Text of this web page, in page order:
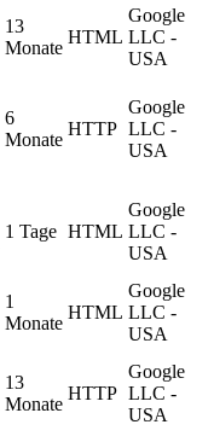
13
Monate
HTML
Google
LLC -
USA
6
Monate
HTTP
Google
LLC -
USA
1 Tage HTML
Google
LLC -
USA
1
Monate
HTML
Google
LLC -
USA
13
Monate
HTTP
Google
LLC -
USA